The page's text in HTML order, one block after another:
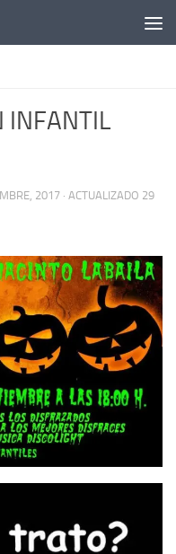
INFANTIL
2017 · ACTUALIZADO 29